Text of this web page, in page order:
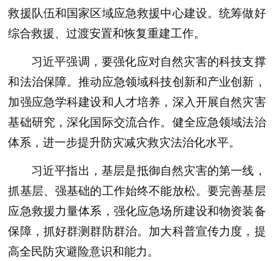
救援队伍和国家区域应急救援中心建设。统筹做好
综合救援、过渡安置和恢复重建工作。
习近平强调，要强化应对自然灾害的科技支撑
和法治保障。推动应急领域科技创新和产业创新，
加强应急学科建设和人才培养，深入开展自然灾害
基础研究，深化国际交流合作。健全应急领域法治
体系，进一步提升防灾减灾救灾法治化水平。
习近平指出，基层是抵御自然灾害的第一线，
抓基层、强基础的工作始终不能放松。要完善基层
应急救援力量体系，强化应急场所建设和物资装备
保障，抓好群测群防群治。加大科普宣传力度，提
高全民防灾避险意识和能力。